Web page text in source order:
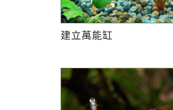
建立萬能缸